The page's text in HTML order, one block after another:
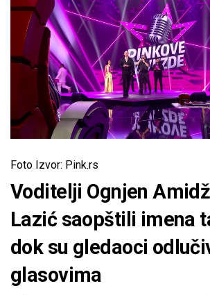
Foto Izvor: Pink.rs
Voditelji Ognjen
Lazić saopštili imena
dok su gledaoci
glasovima